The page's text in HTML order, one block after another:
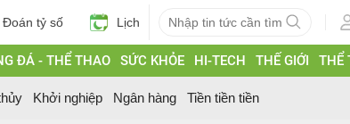
Đoán tỷ số Lịch
ĐÁ - THỂ THAO SỨC KHỎE HI-TECH THẾ GIỚI THỂ
Khởi nghiệp Ngân hàng Tiền tiền tiền